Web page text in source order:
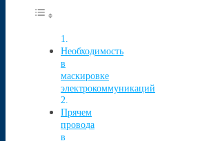
Необходимость
в
маскировке
электрокоммуникаций
Прячем
провода
в